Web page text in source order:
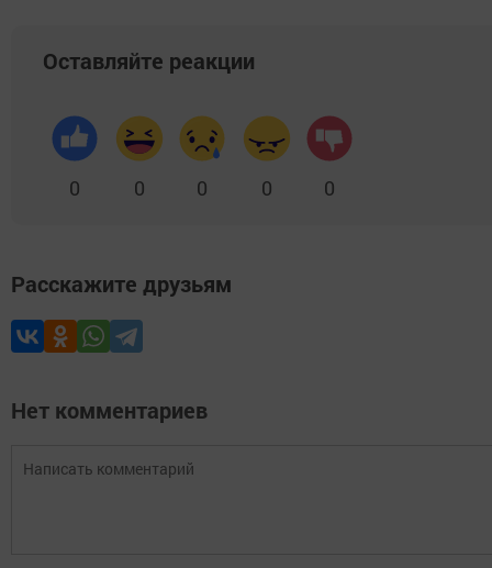
Оставляйте реакции
0 0 0 0 0
Расскажите друзьям
Нет комментариев